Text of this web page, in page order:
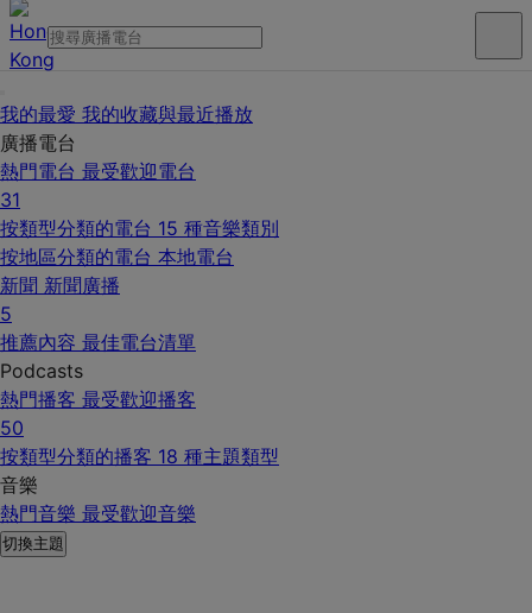
我的最愛 我的收藏與最近播放
廣播電台
熱門電台 最受歡迎電台
31
按類型分類的電台 15 種音樂類別
按地區分類的電台 本地電台
新聞 新聞廣播
5
推薦內容 最佳電台清單
Podcasts
熱門播客 最受歡迎播客
50
按類型分類的播客 18 種主題類型
音樂
熱門音樂 最受歡迎音樂
切換主題